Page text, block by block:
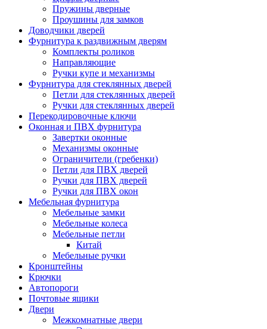
Пружины дверные
Проушины для замков
Доводчики дверей
Фурнитура к раздвижным дверям
Комплекты роликов
Направляющие
Ручки купе и механизмы
Фурнитура для стеклянных дверей
Петли для стеклянных дверей
Ручки для стеклянных дверей
Перекодировочные ключи
Оконная и ПВХ фурнитура
Завертки оконные
Механизмы оконные
Ограничители (гребенки)
Петли для ПВХ дверей
Ручки для ПВХ дверей
Ручки для ПВХ окон
Мебельная фурнитура
Мебельные замки
Мебельные колеса
Мебельные петли
Китай
Мебельные ручки
Кронштейны
Крючки
Автопороги
Почтовые ящики
Двери
Межкомнатные двери